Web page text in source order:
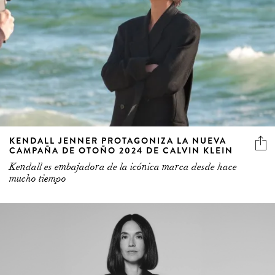
KENDALL JENNER PROTAGONIZA LA NUEVA
CAMPAÑA DE OTOÑO 2024 DE CALVIN KLEIN
Kendall es embajadora de la icónica marca desde hace
mucho tiempo